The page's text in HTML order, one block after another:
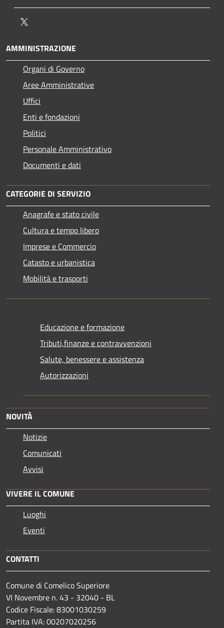
AMMINISTRAZIONE
Organi di Governo
Aree Amministrative
Uffici
Enti e fondazioni
Politici
Personale Amministrativo
Documenti e dati
CATEGORIE DI SERVIZIO
Anagrafe e stato civile
Cultura e tempo libero
Imprese e Commercio
Catasto e urbanistica
Mobilità e trasporti
Educazione e formazione
Tributi,finanze e contravvenzioni
Salute, benessere e assistenza
Autorizzazioni
NOVITÀ
Notizie
Comunicati
Avvisi
VIVERE IL COMUNE
Luoghi
Eventi
CONTATTI
Comune di Comelico Superiore
VI Novembre n. 43 - 32040 - BL
Codice Fiscale: 83001030259
Partita IVA: 00207020256